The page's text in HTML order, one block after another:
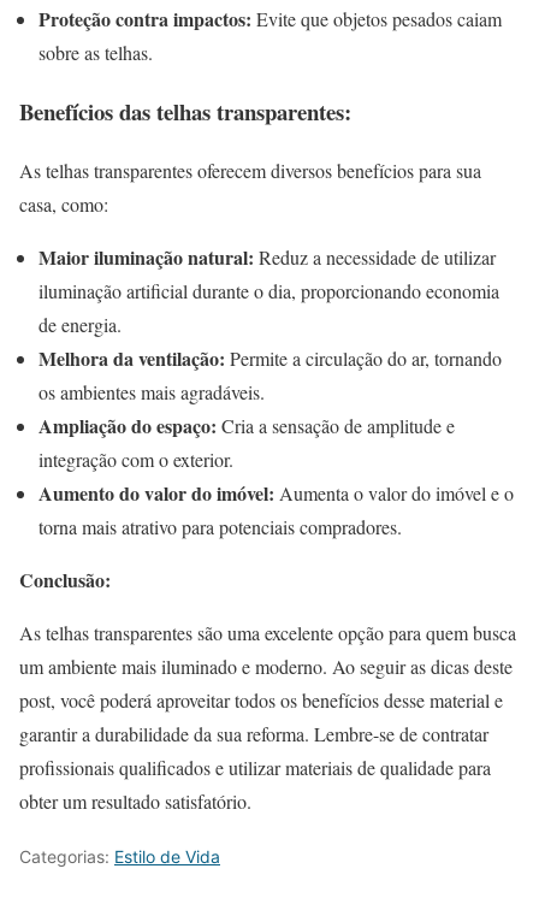
Proteção contra impactos: Evite que objetos pesados caiam
sobre as telhas.
Benefícios das telhas transparentes:
As telhas transparentes oferecem diversos benefícios para sua
casa, como:
Maior iluminação natural: Reduz a necessidade de utilizar
iluminação artificial durante o dia, proporcionando economia
de energia.
Melhora da ventilação: Permite a circulação do ar, tornando
os ambientes mais agradáveis.
Ampliação do espaço: Cria a sensação de amplitude e
integração com o exterior.
Aumento do valor do imóvel: Aumenta o valor do imóvel e o
torna mais atrativo para potenciais compradores.
Conclusão:
As telhas transparentes são uma excelente opção para quem busca
um ambiente mais iluminado e moderno. Ao seguir as dicas deste
post, você poderá aproveitar todos os benefícios desse material e
garantir a durabilidade da sua reforma. Lembre-se de contratar
profissionais qualificados e utilizar materiais de qualidade para
obter um resultado satisfatório.
Categorias: Estilo de Vida